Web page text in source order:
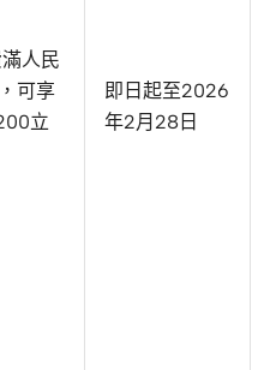
人民
可享
立
即日起至2026
年2月28日